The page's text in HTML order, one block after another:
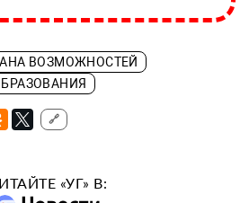
ВОЗМОЖНОСТЕЙ
🔗
«УГ» В: